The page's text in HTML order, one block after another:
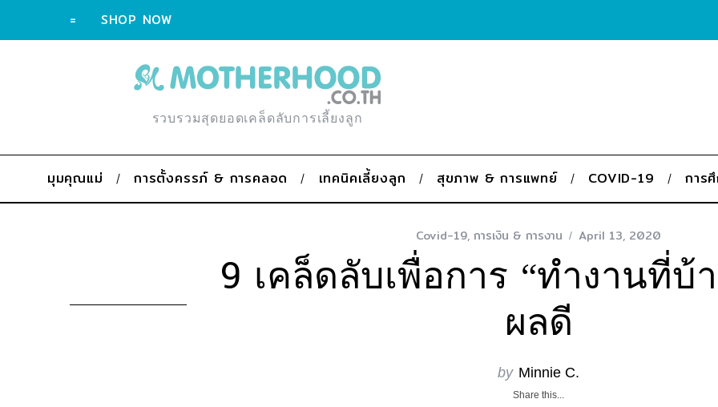
= SHOP NOW
รวบรวมสุดยอดเคล็ดลับการเลี้ยงลูก
มุมคุณแม่ การตั้งครรภ์ & การคลอด เทคนิคเลี้ยงลูก สุขภาพ & การแพทย์ COVID-19 การ
Covid-19, การเงิน & การงาน April 13, 2020
9 เคล็ดลับเพื่อการ “ทำงานที่บ้
ผลดี
by Minnie C.
Share this...